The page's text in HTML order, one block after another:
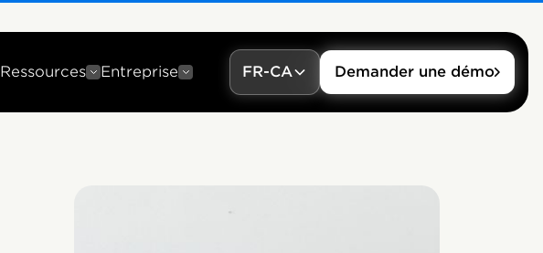
Ressources Entreprise FR-CA Demander une démo